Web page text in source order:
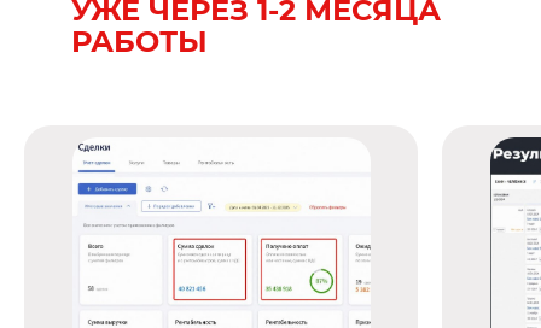
БЕСПЛАТНО
УЖЕ ЧЕРЕЗ 1-2 МЕСЯЦА
РАБОТЫ